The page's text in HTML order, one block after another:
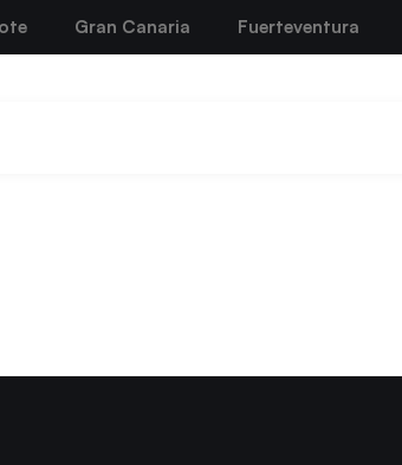
Gran Canaria Fuerteventura